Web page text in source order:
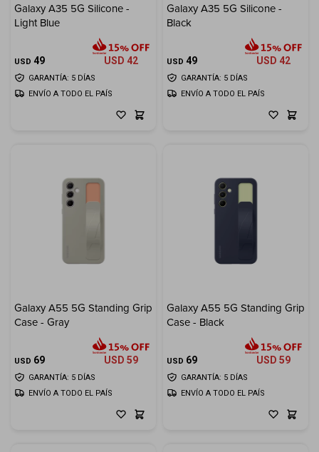
Galaxy A35 5G Silicone -
Light Blue
USD 49 USD 42
GARANTÍA: 5 DÍAS
ENVÍO A TODO EL PAÍS
Galaxy A35 5G Silicone -
Black
USD 49 USD 42
GARANTÍA: 5 DÍAS
ENVÍO A TODO EL PAÍS
Galaxy A55 5G Standing Grip
Case - Gray
USD 69 USD 59
GARANTÍA: 5 DÍAS
ENVÍO A TODO EL PAÍS
Galaxy A55 5G Standing Grip
Case - Black
USD 69 USD 59
GARANTÍA: 5 DÍAS
ENVÍO A TODO EL PAÍS